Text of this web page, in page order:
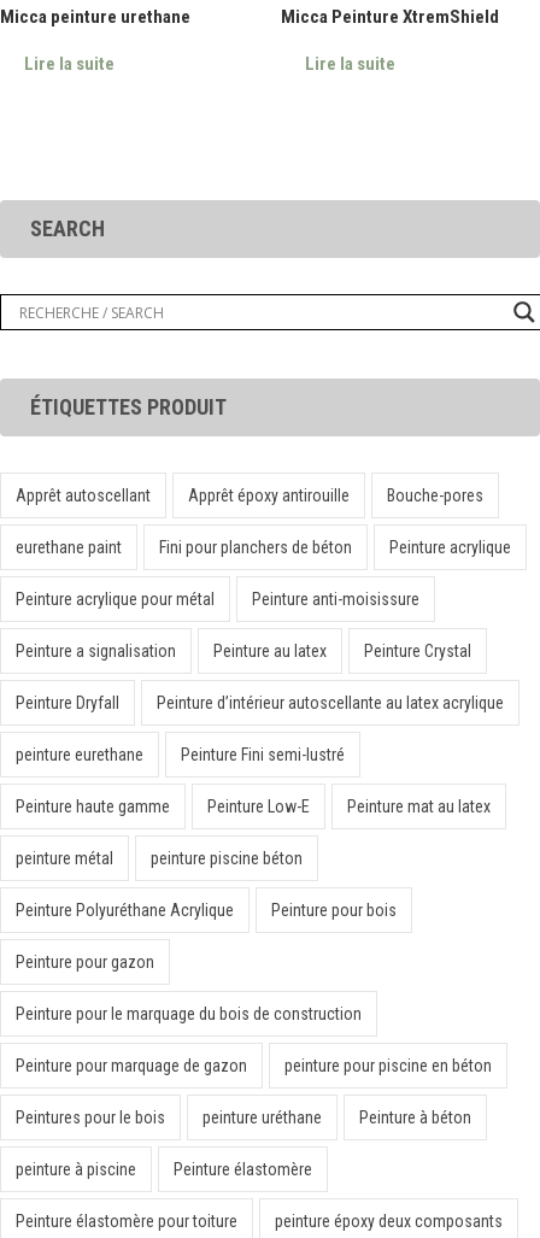
Micca peinture urethane
Lire la suite
Micca Peinture XtremShield
Lire la suite
SEARCH
ÉTIQUETTES PRODUIT
Apprêt autoscellant Apprêt époxy antirouille Bouche-pores
eurethane paint Fini pour planchers de béton Peinture acrylique
Peinture acrylique pour métal Peinture anti-moisissure
Peinture a signalisation Peinture au latex Peinture Crystal
Peinture Dryfall Peinture d’intérieur autoscellante au latex acrylique
peinture eurethane Peinture Fini semi-lustré
Peinture haute gamme Peinture Low-E Peinture mat au latex
peinture métal peinture piscine béton
Peinture Polyuréthane Acrylique Peinture pour bois
Peinture pour gazon
Peinture pour le marquage du bois de construction
Peinture pour marquage de gazon peinture pour piscine en béton
Peintures pour le bois peinture uréthane Peinture à béton
peinture à piscine Peinture élastomère
Peinture élastomère pour toiture peinture époxy deux composants